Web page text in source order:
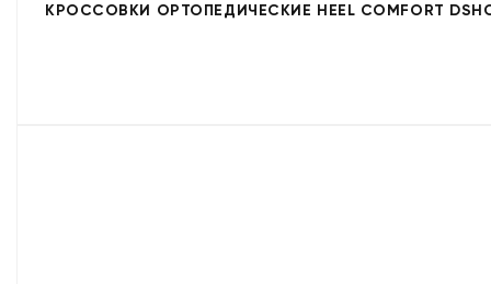
КРОССОВКИ ОРТОПЕДИЧЕСКИЕ HEEL COMFORT